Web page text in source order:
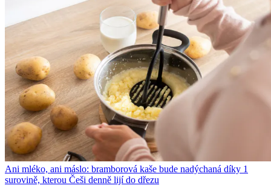
Ani mléko, ani máslo: bramborová kaše bude nadýchaná díky 1
surovině, kterou Češi denně lijí do dřezu